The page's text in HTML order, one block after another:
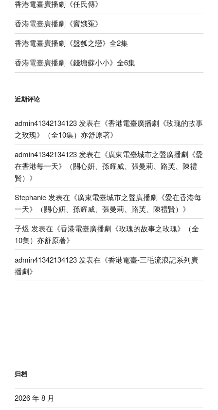
香港電臺廣播劇《任氏傳》
香港電臺廣播劇《竇娥冤》
香港電臺廣播劇《盤瓠之戀》全2集
香港電臺廣播劇《錢塘蘇小小》全6集
近期评论
admin41342134123 发表在《香港電臺廣播劇《玫瑰的故事
之玫瑰》（全10集）亦舒原著》
admin41342134123 发表在《廣東電臺城市之聲廣播劇《愛
在香港每一天》（關心妍、孫耀威、張曼莉、路芙、陳禮
賢） 》
Stephanie 发表在《廣東電臺城市之聲廣播劇《愛在香港每
一天》（關心妍、孫耀威、張曼莉、路芙、陳禮賢） 》
子煜 发表在《香港電臺廣播劇《玫瑰的故事之玫瑰》（全
10集）亦舒原著》
admin41342134123 发表在《香港電臺-三毛流浪記系列廣
播劇》
归档
2026 年 8 月